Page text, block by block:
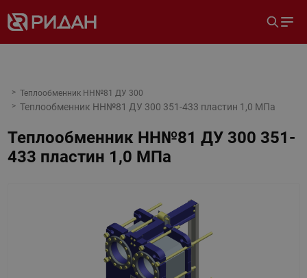
Теплообменник НН№81 ДУ 300
Теплообменник НН№81 ДУ 300 351-433 пластин 1,0 МПа
Теплообменник НН№81 ДУ 300 351-
433 пластин 1,0 МПа